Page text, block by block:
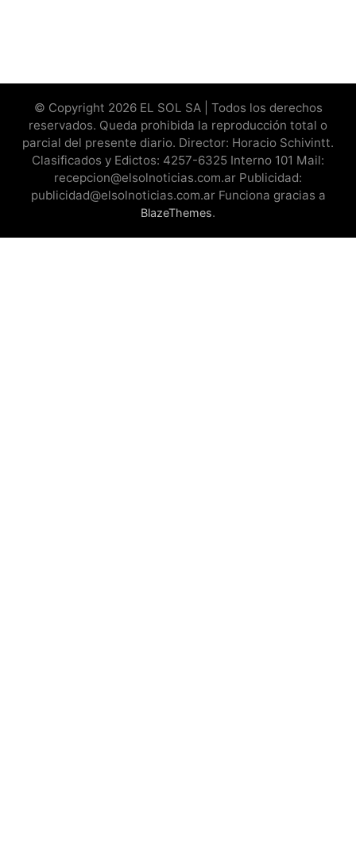
© Copyright 2026 EL SOL SA | Todos los derechos
reservados. Queda prohibida la reproducción total o
parcial del presente diario. Director: Horacio Schivintt.
Clasificados y Edictos: 4257-6325 Interno 101 Mail:
recepcion@elsolnoticias.com.ar Publicidad:
publicidad@elsolnoticias.com.ar Funciona gracias a
BlazeThemes.